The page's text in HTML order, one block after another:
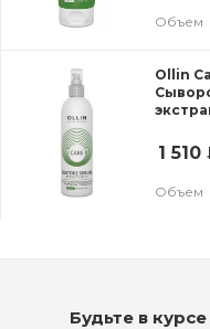
Объем
Ollin
1 510
Объем
Будьте в